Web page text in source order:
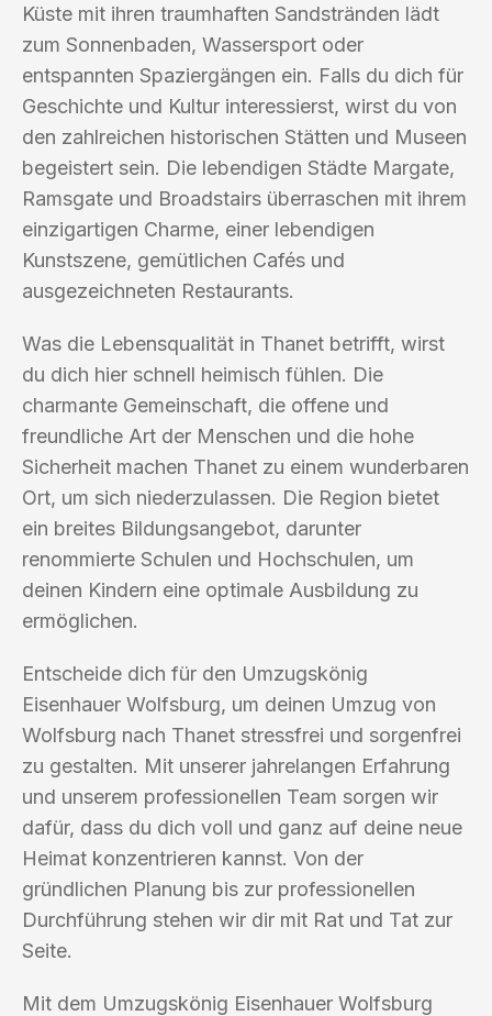
Küste mit ihren traumhaften Sandstränden lädt
zum Sonnenbaden, Wassersport oder
entspannten Spaziergängen ein. Falls du dich für
Geschichte und Kultur interessierst, wirst du von
den zahlreichen historischen Stätten und Museen
begeistert sein. Die lebendigen Städte Margate,
Ramsgate und Broadstairs überraschen mit ihrem
einzigartigen Charme, einer lebendigen
Kunstszene, gemütlichen Cafés und
ausgezeichneten Restaurants.
Was die Lebensqualität in Thanet betrifft, wirst
du dich hier schnell heimisch fühlen. Die
charmante Gemeinschaft, die offene und
freundliche Art der Menschen und die hohe
Sicherheit machen Thanet zu einem wunderbaren
Ort, um sich niederzulassen. Die Region bietet
ein breites Bildungsangebot, darunter
renommierte Schulen und Hochschulen, um
deinen Kindern eine optimale Ausbildung zu
ermöglichen.
Entscheide dich für den Umzugskönig
Eisenhauer Wolfsburg, um deinen Umzug von
Wolfsburg nach Thanet stressfrei und sorgenfrei
zu gestalten. Mit unserer jahrelangen Erfahrung
und unserem professionellen Team sorgen wir
dafür, dass du dich voll und ganz auf deine neue
Heimat konzentrieren kannst. Von der
gründlichen Planung bis zur professionellen
Durchführung stehen wir dir mit Rat und Tat zur
Seite.
Mit dem Umzugskönig Eisenhauer Wolfsburg